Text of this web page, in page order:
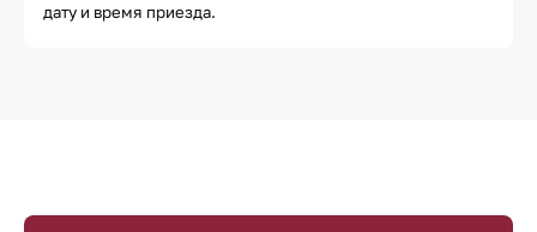
дату и время приезда.